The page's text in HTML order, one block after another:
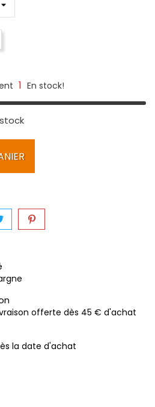
1 En stock!
offerte dès 45 € d'achat
la date d'achat